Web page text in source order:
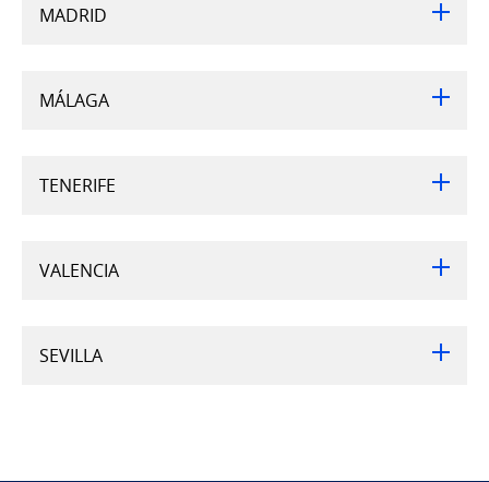
MADRID
MÁLAGA
TENERIFE
VALENCIA
SEVILLA